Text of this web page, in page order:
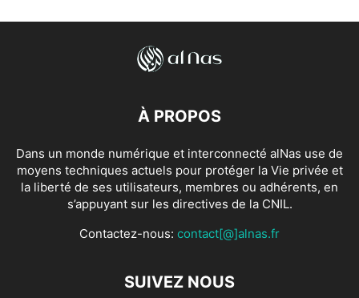
À PROPOS
Dans un monde numérique et interconnecté alNas use de
moyens techniques actuels pour protéger la Vie privée et
la liberté de ses utilisateurs, membres ou adhérents, en
s’appuyant sur les directives de la CNIL.
Contactez-nous: contact[@]alnas.fr
SUIVEZ NOUS